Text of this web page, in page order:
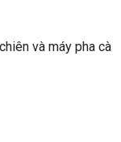
và máy pha cà